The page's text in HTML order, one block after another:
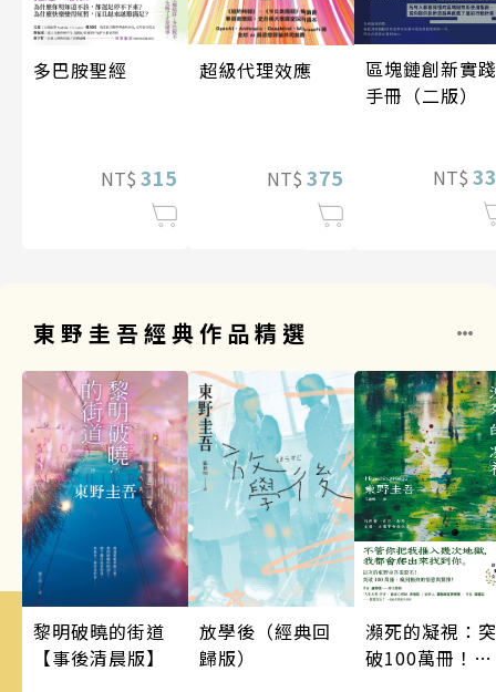
多巴胺聖經
NT$ 315
超級代理效應
NT$ 375
區塊鏈創新實踐
手冊（二版）
NT$
東野圭吾經典作品精選
黎明破曉的街道
【事後清晨版】
放學後（經典回
歸版）
瀕死的凝視：突
破100萬冊！這